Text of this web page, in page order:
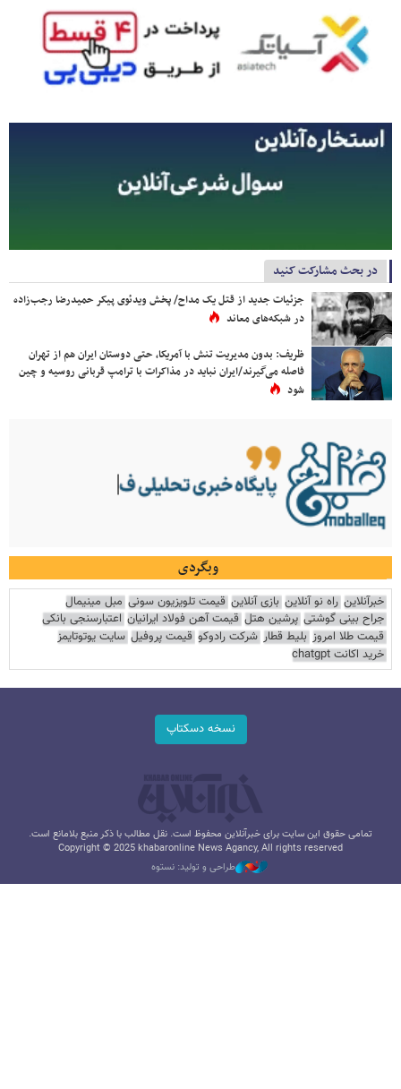
در بحث مشارکت کنید
جزئیات جدید از قتل یک مداح/ پخش ویدئوی پیکر حمیدرضا رجب‌زاده
در شبکه‌های معاند
ظریف: بدون مدیریت تنش با آمریکا، حتی دوستان ایران هم از تهران
فاصله می‌گیرند/ایران نباید در مذاکرات با ترامپ قربانی روسیه و چین
شود
وبگردی
خبرآنلاین راه نو آنلاین بازی آنلاین قیمت تلویزیون سونی مبل مینیمال
جراح بینی گوشتی پرشین هتل قیمت آهن فولاد ایرانیان اعتبارسنجی بانکی
قیمت طلا امروز بلیط قطار شرکت رادوکو قیمت پروفیل سایت یوتوتایمز
خرید اکانت chatgpt
نسخه دسکتاپ
تمامی حقوق این سایت برای خبرآنلاین محفوظ است. نقل مطالب با ذکر منبع بلامانع است.
Copyright © 2025 khabaronline News Agancy, All rights reserved
طراحی و تولید: نستوه